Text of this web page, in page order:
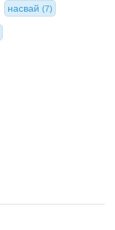
насвай(7)